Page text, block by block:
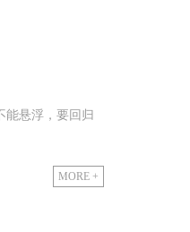
悬浮，要回归
MORE +